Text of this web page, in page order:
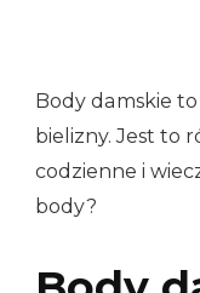
Body damskie
bielizny. Jest to
codzienne i
body?